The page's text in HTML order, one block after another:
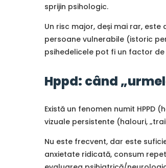
sprijin psihologic.
Un risc major, deși mai rar,
persoane vulnerabile (istoric
psihedelicele pot fi un factor
Hppd: când
Există un fenomen numit
vizuale persistente (halouri,
Nu este frecvent, dar este
anxietate ridicată, consum